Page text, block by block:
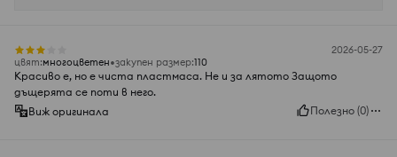
2026-05-27
цвят:многоцветен закупен размер:110
Красиво е, но е чиста пластмаса. Не и за лятото Защото
дъщерята се поти в него.
Виж оригинала
Полезно (0)